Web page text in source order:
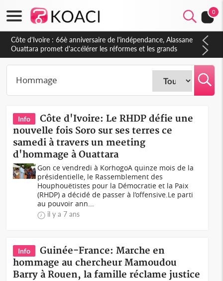
0
Côte d'Ivoire : À Abidjan, Amadou Oury Bah admire le modèle
ivoirien et veut s'en inspirer pour accélérer le développement
de la Guinée
Info
Côte d'Ivoire: Le RHDP défie une
nouvelle fois Soro sur ses terres ce
samedi à travers un meeting
d'hommage à Ouattara
Gon ce vendredi à KorhogoA quinze mois de la
présidentielle, le Rassemblement des
Houphouëtistes pour la Démocratie et la Paix
(RHDP) a décidé de passer à l’offensive.Le parti
au pouvoir ann...
il y a 7 ans
Info
Guinée-France: Marche en
hommage au chercheur Mamoudou
Barry à Rouen, la famille réclame justice